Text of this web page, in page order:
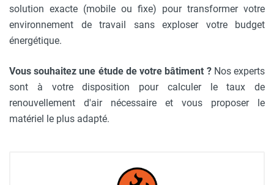
solution exacte (mobile ou fixe) pour transformer votre
environnement de travail sans exploser votre budget
énergétique.
Vous souhaitez une étude de votre bâtiment ?Nos experts
sont à votre disposition pour calculer le taux de
renouvellement d'air nécessaire et vous proposer le
matériel le plus adapté.